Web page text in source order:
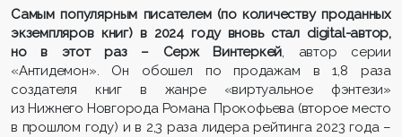
Самым популярным писателем (по количеству проданных
экземпляров книг) в 2024 году вновь стал digital-автор,
но в этот раз –Серж Винтеркей, автор серии
«Антидемон». Он обошел по продажам в 1,8 раза
создателя книг в жанре «виртуальное фэнтези»
из Нижнего Новгорода Романа Прокофьева (второе место
в прошлом году) и в 2,3 раза лидера рейтинга 2023 года –